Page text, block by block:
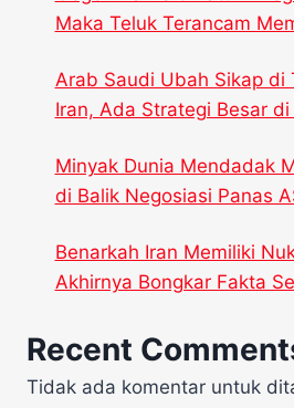
Maka Teluk Terancam
Arab Saudi Ubah Sikap di
Iran, Ada Strategi Besar di
Minyak Dunia Mendadak
di Balik Negosiasi Panas
Benarkah Iran Memiliki
Akhirnya Bongkar Fakta
Recent
Tidak ada komentar untuk